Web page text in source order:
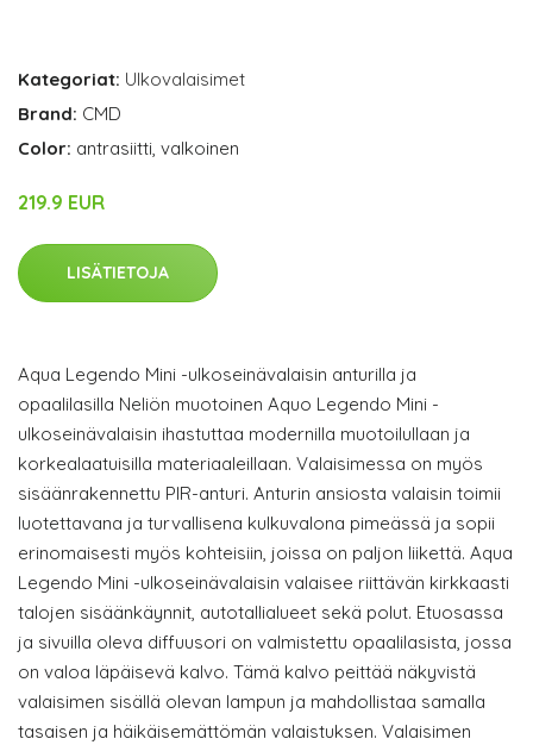
Kategoriat: Ulkovalaisimet
Brand: CMD
Color: antrasiitti, valkoinen
219.9 EUR
LISÄTIETOJA
Aqua Legendo Mini -ulkoseinävalaisin anturilla ja
opaalilasilla Neliön muotoinen Aquo Legendo Mini -
ulkoseinävalaisin ihastuttaa modernilla muotoilullaan ja
korkealaatuisilla materiaaleillaan. Valaisimessa on myös
sisäänrakennettu PIR-anturi. Anturin ansiosta valaisin toimii
luotettavana ja turvallisena kulkuvalona pimeässä ja sopii
erinomaisesti myös kohteisiin, joissa on paljon liikettä. Aqua
Legendo Mini -ulkoseinävalaisin valaisee riittävän kirkkaasti
talojen sisäänkäynnit, autotallialueet sekä polut. Etuosassa
ja sivuilla oleva diffuusori on valmistettu opaalilasista, jossa
on valoa läpäisevä kalvo. Tämä kalvo peittää näkyvistä
valaisimen sisällä olevan lampun ja mahdollistaa samalla
tasaisen ja häikäisemättömän valaistuksen. Valaisimen